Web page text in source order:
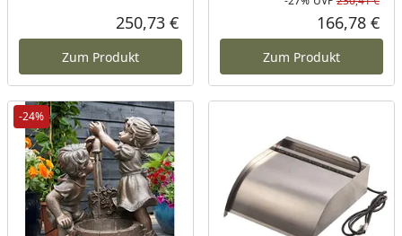
Aktueller Preis
250,73 €
Zum Produkt
166,78 €
Zum Produkt
-24%